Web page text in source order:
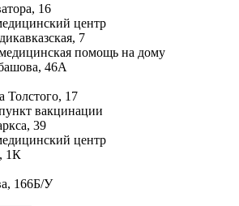
16
центр
7
помощь на дому
46А
Толстого, 17
вакцинации
39
центр
1К
166Б/У